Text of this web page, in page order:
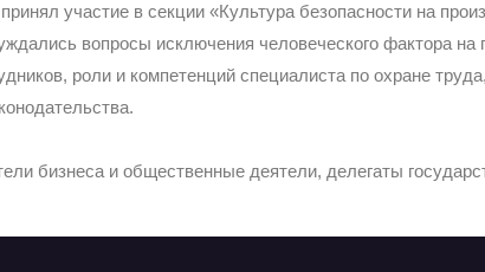
участие в секции «Культура безопасности на
вопросы исключения человеческого фактора на
роли и компетенций специалиста по охране
бизнеса и общественные деятели, делегаты